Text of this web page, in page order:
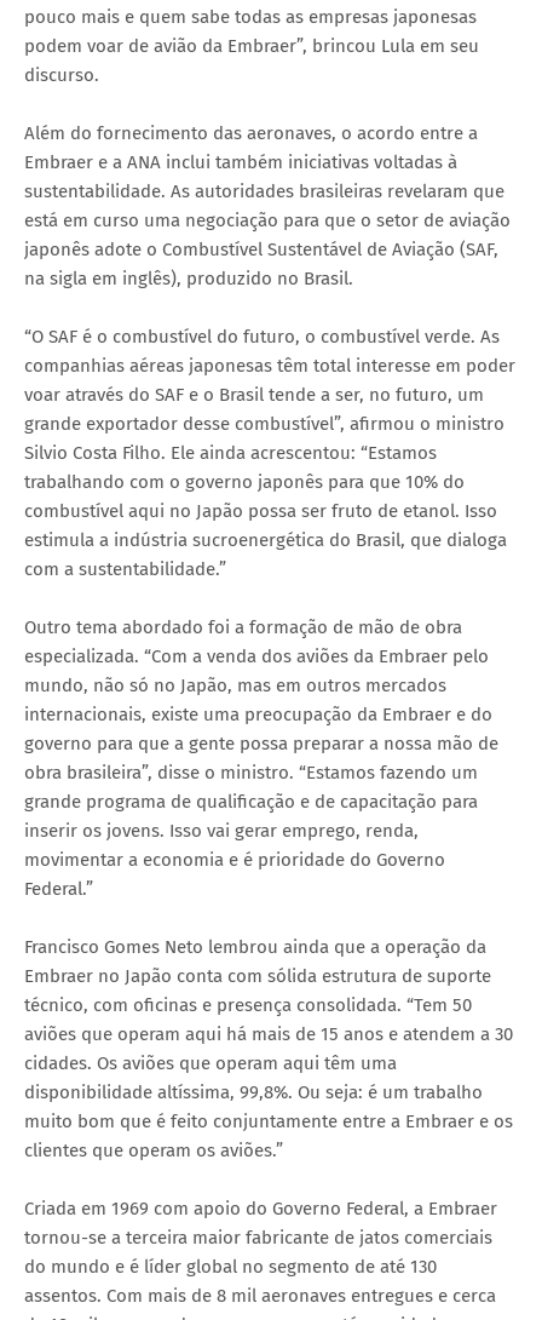
pouco mais e quem sabe todas as empresas japonesas
podem voar de avião da Embraer”, brincou Lula em seu
discurso.
Além do fornecimento das aeronaves, o acordo entre a
Embraer e a ANA inclui também iniciativas voltadas à
sustentabilidade. As autoridades brasileiras revelaram que
está em curso uma negociação para que o setor de aviação
japonês adote o Combustível Sustentável de Aviação (SAF,
na sigla em inglês), produzido no Brasil.
“O SAF é o combustível do futuro, o combustível verde. As
companhias aéreas japonesas têm total interesse em poder
voar através do SAF e o Brasil tende a ser, no futuro, um
grande exportador desse combustível”, afirmou o ministro
Silvio Costa Filho. Ele ainda acrescentou: “Estamos
trabalhando com o governo japonês para que 10% do
combustível aqui no Japão possa ser fruto de etanol. Isso
estimula a indústria sucroenergética do Brasil, que dialoga
com a sustentabilidade.”
Outro tema abordado foi a formação de mão de obra
especializada. “Com a venda dos aviões da Embraer pelo
mundo, não só no Japão, mas em outros mercados
internacionais, existe uma preocupação da Embraer e do
governo para que a gente possa preparar a nossa mão de
obra brasileira”, disse o ministro. “Estamos fazendo um
grande programa de qualificação e de capacitação para
inserir os jovens. Isso vai gerar emprego, renda,
movimentar a economia e é prioridade do Governo
Federal.”
Francisco Gomes Neto lembrou ainda que a operação da
Embraer no Japão conta com sólida estrutura de suporte
técnico, com oficinas e presença consolidada. “Tem 50
aviões que operam aqui há mais de 15 anos e atendem a 30
cidades. Os aviões que operam aqui têm uma
disponibilidade altíssima, 99,8%. Ou seja: é um trabalho
muito bom que é feito conjuntamente entre a Embraer e os
clientes que operam os aviões.”
Criada em 1969 com apoio do Governo Federal, a Embraer
tornou-se a terceira maior fabricante de jatos comerciais
do mundo e é líder global no segmento de até 130
assentos. Com mais de 8 mil aeronaves entregues e cerca